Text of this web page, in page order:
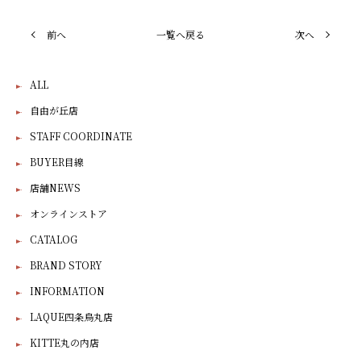
前へ 一覧へ戻る 次へ
ALL
自由が丘店
STAFF COORDINATE
BUYER目線
店舗NEWS
オンラインストア
CATALOG
BRAND STORY
INFORMATION
LAQUE四条烏丸店
KITTE丸の内店